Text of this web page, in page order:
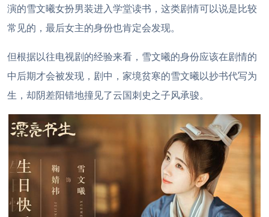
演的雪文曦女扮男装进入学堂读书，这类剧情可以说是比较
常见的，最后女主的身份也肯定会发现。
但根据以往电视剧的经验来看，雪文曦的身份应该在剧情的
中后期才会被发现，剧中，家境贫寒的雪文曦以抄书代写为
生，却阴差阳错地撞见了云国刺史之子风承骏。